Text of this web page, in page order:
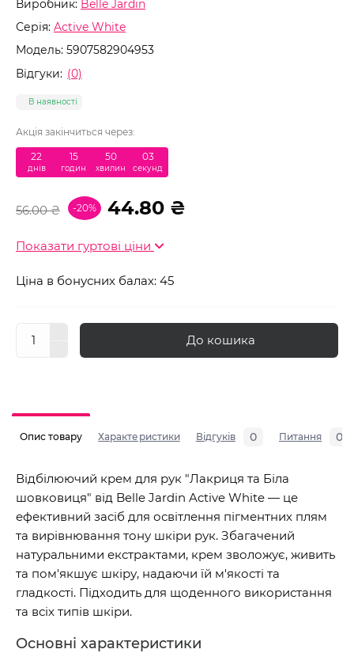
Виробник: Belle Jardin
Серія: Aсtive White
Модель: 5907582904953
Відгуки: (0)
В наявності
Акція закінчиться через:
22
днів
15
годин
50
хвилин
02
секунд
56.00 ₴ -20% 44.80 ₴
Показати гуртові ціни
Ціна в бонусних балах: 45
До кошика
Опис товару Характеристики Відгуків 0 Питання 0
Відбілюючий крем для рук "Лакриця та Біла
шовковиця" від Belle Jardin Active White — це
ефективний засіб для освітлення пігментних плям
та вирівнювання тону шкіри рук. Збагачений
натуральними екстрактами, крем зволожує, живить
та пом'якшує шкіру, надаючи їй м'якості та
гладкості. Підходить для щоденного використання
та всіх типів шкіри.
Основні характеристики